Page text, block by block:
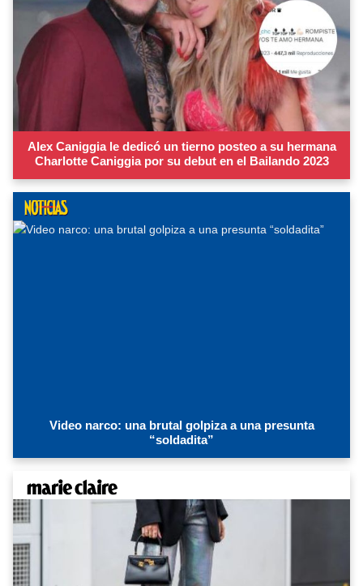
Alex Caniggia le dedicó un tierno posteo a su hermana
Charlotte Caniggia por su debut en el Bailando 2023
Video narco: una brutal golpiza a una presunta
“soldadita”